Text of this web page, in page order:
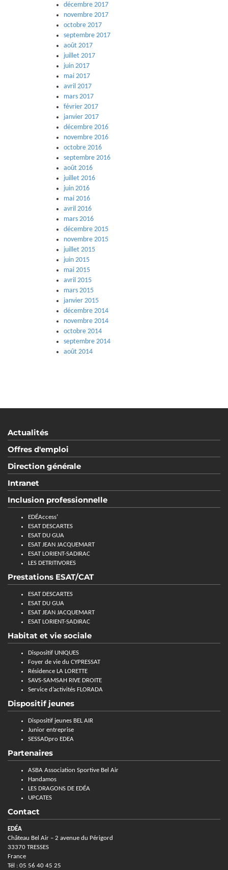
décembre 2017
novembre 2017
octobre 2017
septembre 2017
août 2017
juillet 2017
juin 2017
mai 2017
avril 2017
mars 2017
février 2017
janvier 2017
décembre 2016
novembre 2016
octobre 2016
septembre 2016
août 2016
juillet 2016
juin 2016
mai 2016
avril 2016
mars 2016
décembre 2015
novembre 2015
juillet 2015
juin 2015
mai 2015
avril 2015
mars 2015
janvier 2015
décembre 2014
novembre 2014
octobre 2014
septembre 2014
août 2014
Actualités
Offres d'emploi
Direction générale
Intranet
Inclusion professionnelle
EDÉAccess’
ESAT DESCARTES
ESAT DU GUA
ESAT JEAN JACQUEMART
ESAT LORIENT-SADIRAC
LES DETRITIVORES
Prestations ESAT/CAT
ESAT DESCARTES
ESAT DU GUA
ESAT JEAN JACQUEMART
ESAT LORIENT-SADIRAC
Habitat et vie sociale
Dispositif UNIQUES
Foyer de vie du CYPRESSAT
Résidence LA LORETTE
SAVS-SAMSAH RIVE DROITE
Service d’activités FLORADA
Dispositif jeunes
Dispositif jeunes BEL AIR
Junior entreprise
SESSADpro EDEA
Partenaires
ASBA Association Sportive Bel Air
Handamos
LES DRAGONS DE EDÉA
UPCATES
Contact
EDÉA
Château Bel Air – 2 avenue du Périgord
33370 TRESSES
France
Tél : 05 56 40 45 25